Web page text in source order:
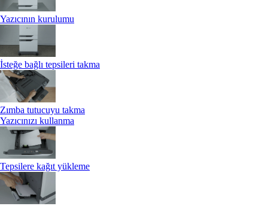
Yazıcının kurulumu
İsteğe bağlı tepsileri takma
Zımba tutucuyu takma
Yazıcınızı kullanma
Tepsilere kağıt yükleme